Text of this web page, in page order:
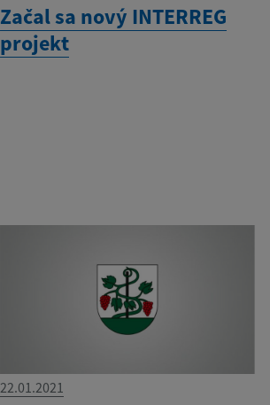
Začal sa nový INTERREG
projekt
22.01.2021